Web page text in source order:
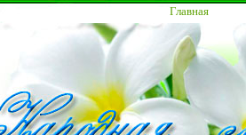
Главная